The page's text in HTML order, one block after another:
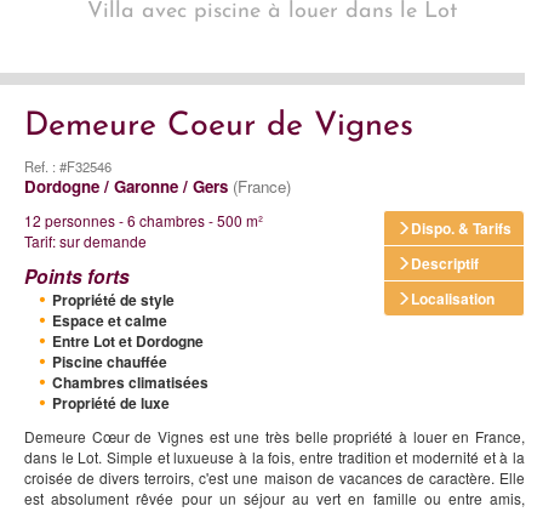
Villa avec piscine à louer dans le Lot
Demeure Coeur de Vignes
Ref. : #F32546
Dordogne / Garonne / Gers (France)
Dispo. & Tarifs
Descriptif
Localisation
12 personnes - 6 chambres - 500 m²
Tarif: sur demande
Points forts
Propriété de style
Espace et calme
Entre Lot et Dordogne
Piscine chauffée
Chambres climatisées
Propriété de luxe
Demeure Cœur de Vignes est une très belle propriété à louer en France,
dans le Lot. Simple et luxueuse à la fois, entre tradition et modernité et à la
croisée de divers terroirs, c'est une maison de vacances de caractère. Elle
est absolument rêvée pour un séjour au vert en famille ou entre amis,